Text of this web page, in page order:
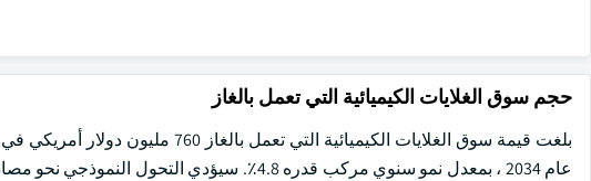
حجم سوق الغلايات الكيميائية التي تعمل بالغاز
عام 2034 ، بمعدل نمو سنوي مركب قدره 4.8٪.